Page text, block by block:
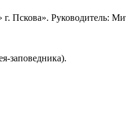
Пскова». Руководитель:
заповедника).